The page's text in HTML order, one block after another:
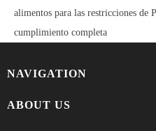
alimentos para las restricciones de
cumplimiento completa
NAVIGATION
ABOUT US